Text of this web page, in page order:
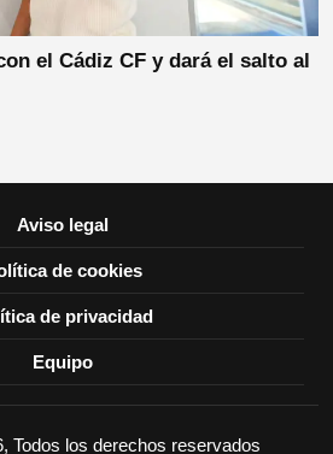
el Cádiz CF y dará el salto al
Aviso legal
de cookies
de privacidad
Equipo
Todos los derechos reservados